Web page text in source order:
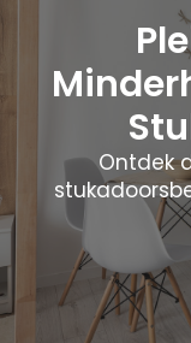
Ontdek